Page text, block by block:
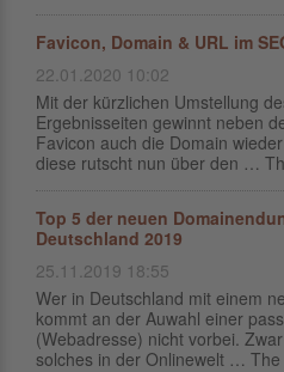
Favicon, Domain & URL im
22.01.2020 10:02
Mit der kürzlichen Umstellung
Ergebnisseiten gewinnt neben
Favicon auch die Domain
diese rutscht nun über den …
Top 5 der neuen
Deutschland 2019
25.11.2019 18:55
Wer in Deutschland mit einem
kommt an der Auwahl einer
(Webadresse) nicht vorbei.
solches in der Onlinewelt … The